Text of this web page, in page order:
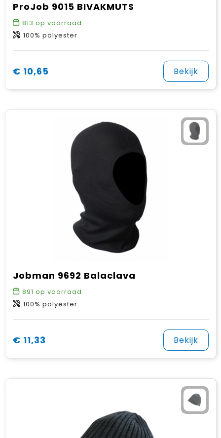
ProJob 9015 BIVAKMUTS
813 op voorraad
100% polyester
€ 10,65 Bekijk
Jobman 9692 Balaclava
891 op voorraad
100% polyester.
€ 11,33 Bekijk